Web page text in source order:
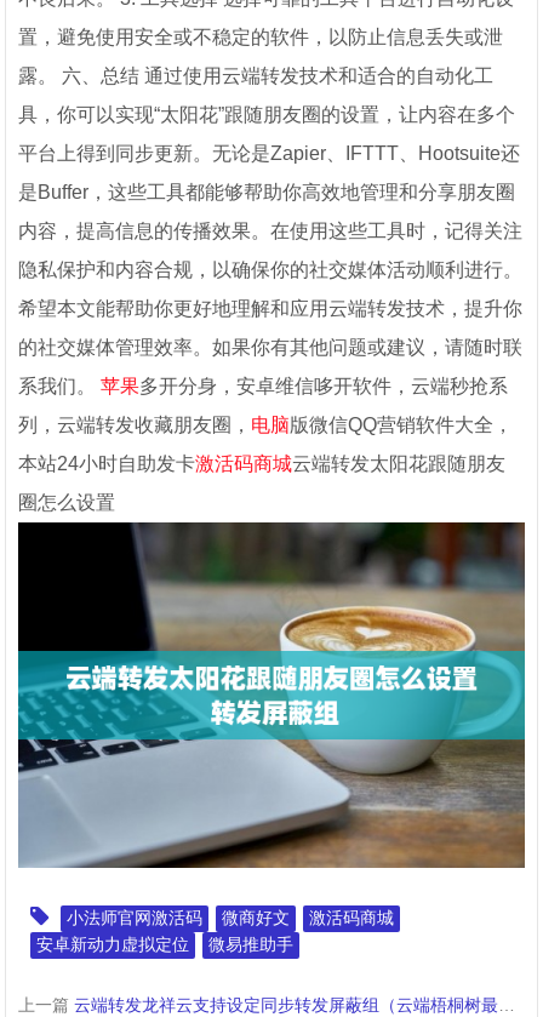
置，避免使用安全或不稳定的软件，以防止信息丢失或泄
露。 六、总结 通过使用云端转发技术和适合的自动化工
具，你可以实现“太阳花”跟随朋友圈的设置，让内容在多个
平台上得到同步更新。无论是Zapier、IFTTT、Hootsuite还
是Buffer，这些工具都能够帮助你高效地管理和分享朋友圈
内容，提高信息的传播效果。在使用这些工具时，记得关注
隐私保护和内容合规，以确保你的社交媒体活动顺利进行。
希望本文能帮助你更好地理解和应用云端转发技术，提升你
的社交媒体管理效率。如果你有其他问题或建议，请随时联
系我们。苹果多开分身，安卓维信哆开软件，云端秒抢系
列，云端转发收藏朋友圈， 电脑版微信QQ营销软件大全，
本站24小时自助发卡激活码商城云端转发太阳花跟随朋友
圈怎么设置
小法师官网激活码 微商好文
激活码商城
安卓新动力虚拟定位
微易推助手
上一篇云端转发龙祥云支持设定同步转发屏蔽组（云端梧桐树最靠谱）